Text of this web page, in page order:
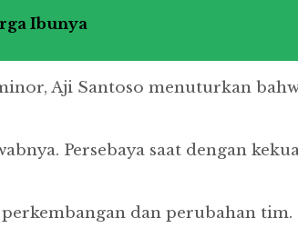
Ibunya
Aji Santoso menuturkan
Persebaya saat dengan
dan perubahan